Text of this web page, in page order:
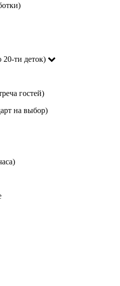
ти деток)
гостей)
на выбор)